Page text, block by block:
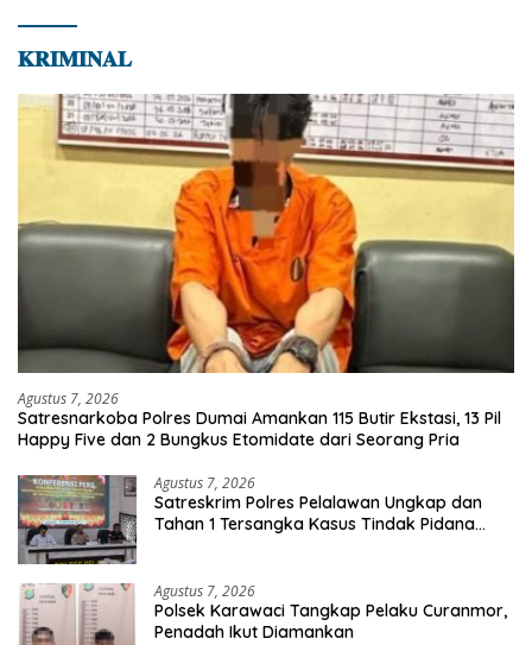
𝐊𝐑𝐈𝐌𝐈𝐍𝐀𝐋
Agustus 7, 2026
Satresnarkoba Polres Dumai Amankan 115 Butir Ekstasi, 13 Pil
Happy Five dan 2 Bungkus Etomidate dari Seorang Pria
Agustus 7, 2026
Satreskrim Polres Pelalawan Ungkap dan
Tahan 1 Tersangka Kasus Tindak Pidana
Agustus 7, 2026
Polsek Karawaci Tangkap Pelaku Curanmor,
Penadah Ikut Diamankan